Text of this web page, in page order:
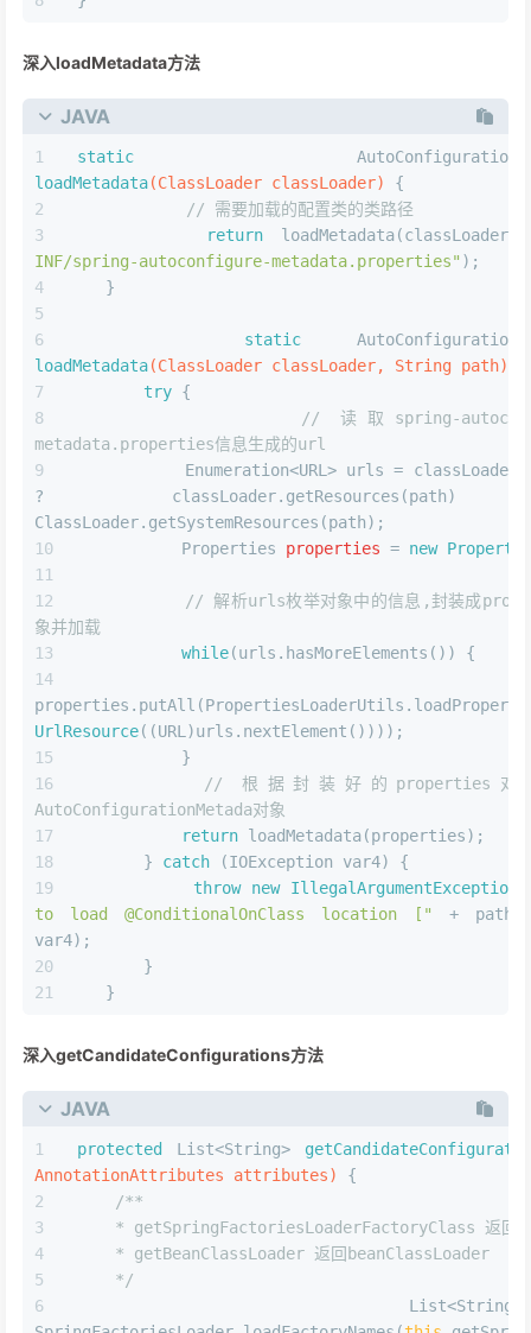
深入loadMetadata方法
JAVA
static
loadMetadata(ClassLoader classLoader)
{
// 需要加载的配置类的类路径
return
INF/spring-autoconfigure-metadata.properties" );
   }
static
loadMetadata(ClassLoader classLoader, String path)
try {
// 读取spring-
metadata.properties信息生成的url
Enumeration<URL> urls = classLoader
?
ClassLoader.getSystemResources(path);
Properties
properties = new
// 解析urls枚举对象中的信息,封装成
象并加载
while(urls.hasMoreElements()) {
UrlResource((URL)urls.nextElement())));
           }
// 根据封装好的properties对
AutoConfigurationMetada对象
return loadMetadata(properties);
       }
catch (IOException var4) {
throw
new IllegalArgumentException
to load @ConditionalOnClass location ["
+
var4);
       }
   }
深入getCandidateConfigurations方法
JAVA
protected List<String>
AnnotationAttributes attributes)
{
/**
* getSpringFactoriesLoaderFactoryClass 返回
    * getBeanClassLoader 返回beanClassLoader
    */
List<String>